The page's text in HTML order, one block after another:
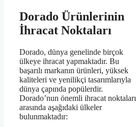
Dorado Ürünlerinin
İhracat Noktaları
Dorado, dünya genelinde birçok
ülkeye ihracat yapmaktadır. Bu
başarılı markanın ürünleri, yüksek
kaliteleri ve yenilikçi tasarımlarıyla
dünya çapında popülerdir.
Dorado’nun önemli ihracat noktaları
arasında aşağıdaki ülkeler
bulunmaktadır: